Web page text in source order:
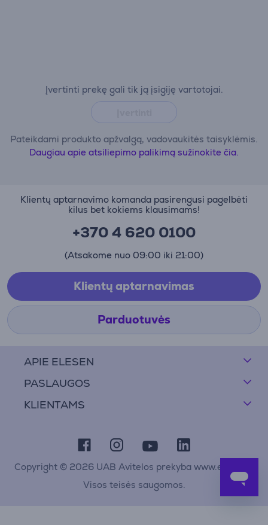
Įvertinti prekę gali tik ją įsigiję vartotojai.
Pateikdami produkto apžvalgą, vadovaukitės taisyklėmis.
Daugiau apie atsiliepimo palikimą sužinokite čia.
APIE ELESEN
PASLAUGOS
KLIENTAMS
Klientų aptarnavimo komanda pasirengusi pagelbėti
kilus bet kokiems klausimams!
+370 4 620 0100
(Atsakome nuo 09:00 iki 21:00)
Klientų aptarnavimas
Parduotuvės
Copyright © 2026 UAB Avitelos prekyba www.elesen.lt
Visos teisės saugomos.